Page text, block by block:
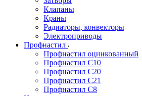
Клапаны
Краны
Радиаторы, конвекторы
Электроприводы
Профнастил
Профнастил оцинкованный
Профнастил С10
Профнастил С20
Профнастил С21
Профнастил С8